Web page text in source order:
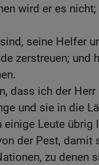
wird er es
seine Helfer
zerstreuen; und
dass ich der
und sie in die
einige Leute übrig
der Pest, damit
zu denen